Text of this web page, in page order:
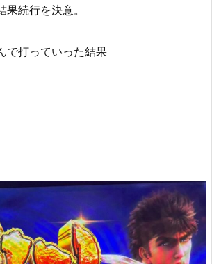
続行を決意。
で打っていった結果